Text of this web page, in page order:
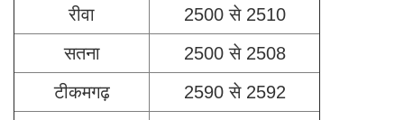
रीवा
2500 से 2510
सतना
2500 से 2508
टीकमगढ़
2590 से 2592